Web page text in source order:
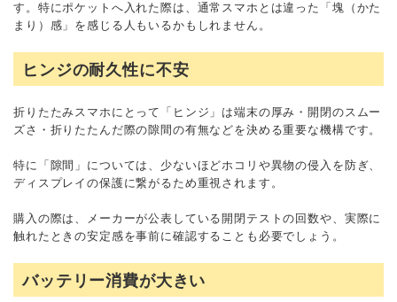
す。特にポケットへ入れた際は、通常スマホとは違った「塊（かた
まり）感」を感じる人もいるかもしれません。
ヒンジの耐久性に不安
折りたたみスマホにとって「ヒンジ」は端末の厚み・開閉のスムー
ズさ・折りたたんだ際の隙間の有無などを決める重要な機構です。
特に「隙間」については、少ないほどホコリや異物の侵入を防ぎ、
ディスプレイの保護に繋がるため重視されます。
購入の際は、メーカーが公表している開閉テストの回数や、実際に
触れたときの安定感を事前に確認することも必要でしょう。
バッテリー消費が大きい